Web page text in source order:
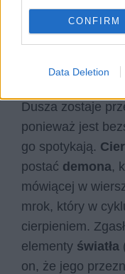
CONFIRM
Data Deletion
niej zagubiony.
morza, choć
naturę psychiki
Dusza zostaje
ponieważ jest
go spotykają.
postać demona,
mówiącej w
mrok, który w
cierpieniem.
elementy światła
on, że jego